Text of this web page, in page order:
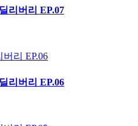
리버리 EP.07
리버리 EP.06